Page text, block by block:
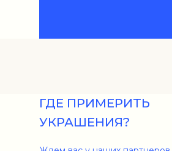
ГДЕ ПРИМЕРИТЬ
УКРАШЕНИЯ?